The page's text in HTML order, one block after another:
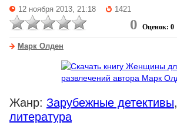
12 ноября 2013, 21:18 1421
0 Оценок: 0
Марк Олден
Жанр: Зарубежные детективы,
литература